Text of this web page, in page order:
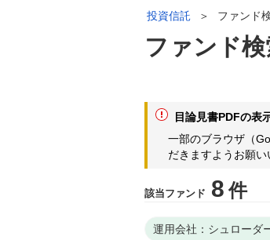
投資信託 ＞ ファンド
ファンド
目論見書PDFの表
一部のブラウザ（
だきますようお願い
該当ファンド 8 件
運用会社：シュローダ